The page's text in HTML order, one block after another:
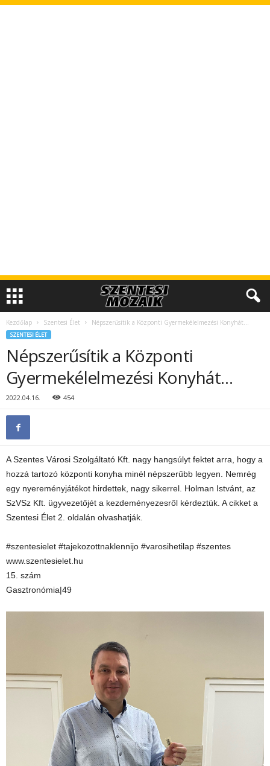
Kezdőlap Szentesi Élet Népszerűsítik a Központi Gyermekélelmezési Konyhát…
SZENTESI ÉLET
Népszerűsítik a Központi
Gyermekélelmezési Konyhát…
2022.04.16. 454
A Szentes Városi Szolgáltató Kft. nagy hangsúlyt fektet arra, hogy a
hozzá tartozó központi konyha minél népszerűbb legyen. Nemrég
egy nyereményjátékot hirdettek, nagy sikerrel. Holman Istvánt, az
SzVSz Kft. ügyvezetőjét a kezdeményezesről kérdeztük. A cikket a
Szentesi Élet 2. oldalán olvashatják.
#szentesielet #tajekozottnaklennijo #varosihetilap #szentes
www.szentesielet.hu
15. szám
Gasztronómia|49